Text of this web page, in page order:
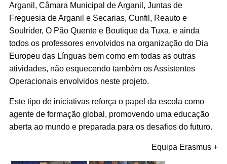
Arganil, Câmara Municipal de Arganil, Juntas de
Freguesia de Arganil e Secarias, Cunfil, Reauto e
Soulrider, O Pão Quente e Boutique da Tuxa, e ainda
todos os professores envolvidos na organização do Dia
Europeu das Línguas bem como em todas as outras
atividades, não esquecendo também os Assistentes
Operacionais envolvidos neste projeto.
Este tipo de iniciativas reforça o papel da escola como
agente de formação global, promovendo uma educação
aberta ao mundo e preparada para os desafios do futuro.
Equipa Erasmus +